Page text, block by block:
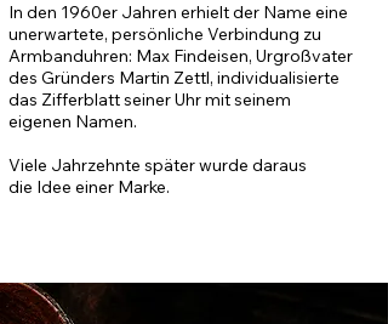
In den 1960er Jahren erhielt der Name eine
unerwartete, persönliche Verbindung zu
Armbanduhren: Max Findeisen, Urgroßvater
des Gründers Martin Zettl, individualisierte
das Zifferblatt seiner Uhr mit seinem
eigenen Namen.
Viele Jahrzehnte später wurde daraus
die Idee einer Marke.